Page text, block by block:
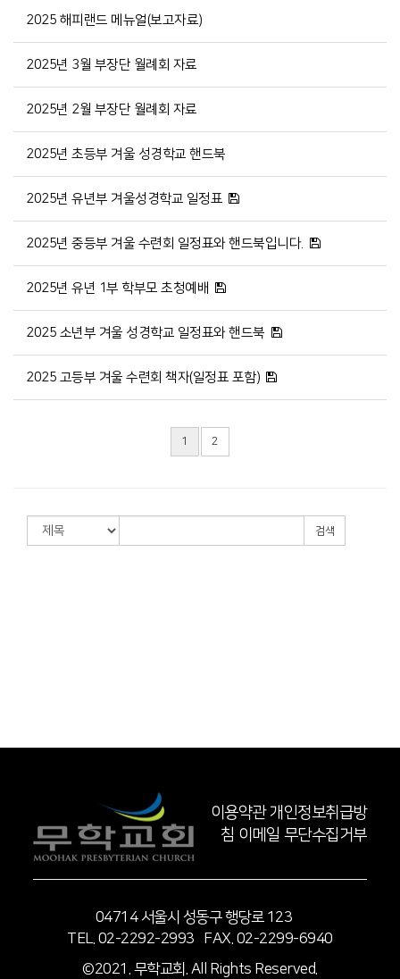
2025 해피랜드 메뉴얼(보고자료)
2025년 3월 부장단 월례회 자료
2025년 2월 부장단 월례회 자료
2025년 초등부 겨울 성경학교 핸드북
2025년 유년부 겨울성경학교 일정표
2025년 중등부 겨울 수련회 일정표와 핸드북입니다.
2025년 유년 1부 학부모 초청예배
2025 소년부 겨울 성경학교 일정표와 핸드북
2025 고등부 겨울 수련회 책자(일정표 포함)
1 2
검색
이용약관 개인정보취급방
침 이메일 무단수집거부
04714 서울시 성동구 행당로 123
TEL. 02-2292-2993 FAX. 02-2299-6940
©2021. 무학교회. All Rights Reserved.